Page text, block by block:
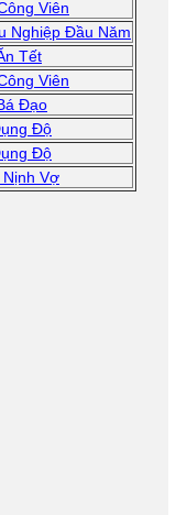
Viên
Nghiệp Đầu Năm
Tết
Viên
Đạo
Độ
Độ
Vợ